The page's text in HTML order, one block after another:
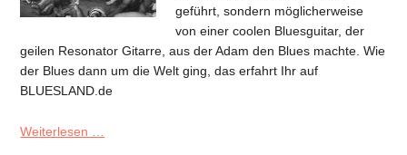
geführt, sondern möglicherweise
von einer coolen Bluesguitar, der
geilen Resonator Gitarre, aus der Adam den Blues machte. Wie
der Blues dann um die Welt ging, das erfahrt Ihr auf
BLUESLAND.de
Weiterlesen …